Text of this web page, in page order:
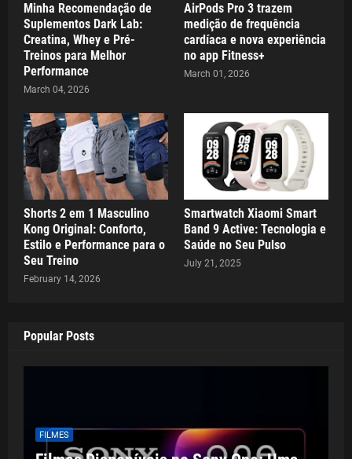
Minha Recomendação de
Suplementos Dark Lab:
Creatina, Whey e Pré-
Treinos para Melhor
Performance
March 04, 2026
AirPods Pro 3 trazem
medição de frequência
cardíaca e nova experiência
no app Fitness+
March 01, 2026
Shorts 2 em 1 Masculino
Kong Original: Conforto,
Estilo e Performance para o
Seu Treino
February 14, 2026
Smartwatch Xiaomi Smart
Band 9 Active: Tecnologia e
Saúde no Seu Pulso
July 21, 2025
Popular Posts
FILMES